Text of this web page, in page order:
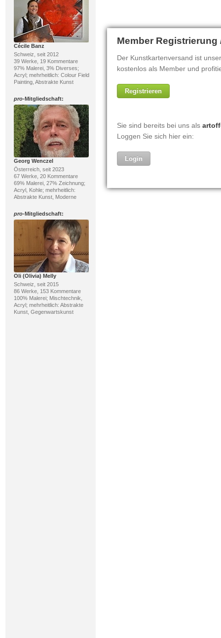
Cécile Banz
Schweiz, seit 2012
39 Werke, 19 Kommentare
97% Malerei, 3% Diverses;
Acryl; mehrheitlich: Colour Field
Painting, Abstrakte Kunst
pro-Mitgliedschaft:
Georg Wenczel
Österreich, seit 2023
67 Werke, 20 Kommentare
69% Malerei, 27% Zeichnung;
Acryl, Kohle; mehrheitlich:
Abstrakte Kunst, Moderne
pro-Mitgliedschaft:
Oli (Olivia) Melly
Schweiz, seit 2015
86 Werke, 153 Kommentare
100% Malerei; Mischtechnik,
Acryl; mehrheitlich: Abstrakte
Kunst, Gegenwartskunst